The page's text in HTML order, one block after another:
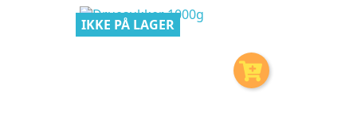
IKKE PÅ LAGER